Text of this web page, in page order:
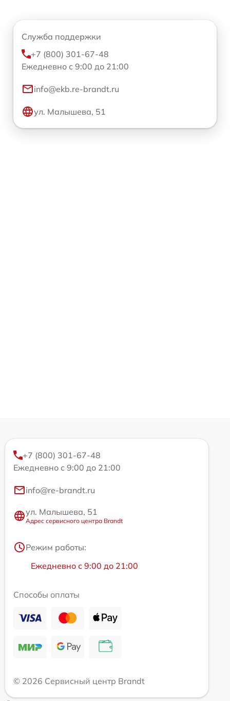
Служба поддержки
+7 (800) 301-67-48
Ежедневно с 9:00 до 21:00
info@ekb.re-brandt.ru
ул. Малышева, 51
+7 (800) 301-67-48
Ежедневно с 9:00 до 21:00
info@re-brandt.ru
ул. Малышева, 51
Адрес сервисного центра Brandt
Режим работы:
Ежедневно с 9:00 до 21:00
Способы оплаты
© 2026 Сервисный центр Brandt